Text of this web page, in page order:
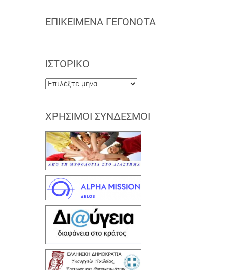
ΕΠΙΚΕΊΜΕΝΑ ΓΕΓΟΝΌΤΑ
ΙΣΤΟΡΙΚΌ
Ιστορικό
ΧΡΉΣΙΜΟΙ ΣΎΝΔΕΣΜΟΙ